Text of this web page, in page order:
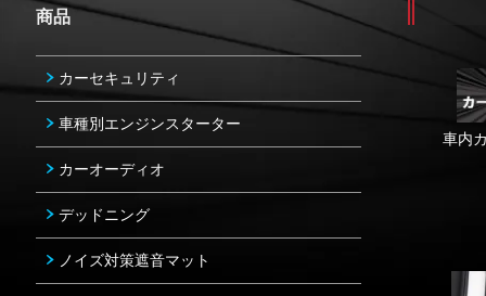
車内
商品
カーセキュリティ
車種別エンジンスターター
カーオーディオ
デッドニング
ノイズ対策遮音マット